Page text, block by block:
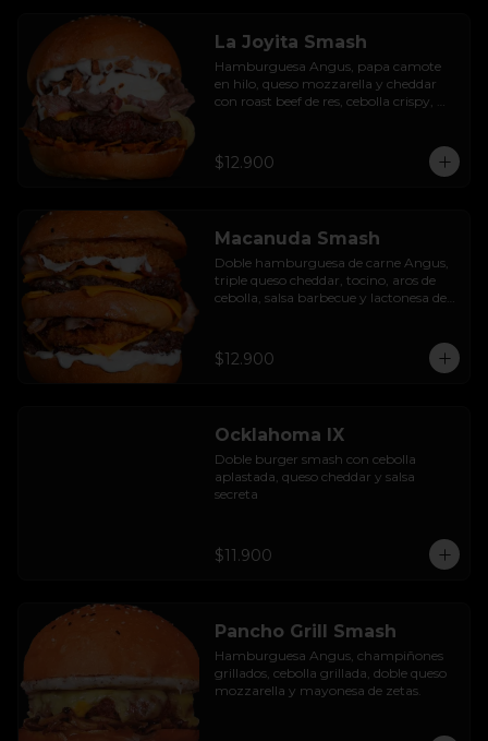
La Joyita Smash
Hamburguesa Angus, papa camote
en hilo, queso mozzarella y cheddar
con roast beef de res, cebolla crispy,
$12.900
Macanuda Smash
Doble hamburguesa de carne Angus,
triple queso cheddar, tocino, aros de
cebolla, salsa barbecue y lactonesa de
$12.900
Ocklahoma IX
Doble burger smash con cebolla
aplastada, queso cheddar y salsa
secreta
$11.900
Pancho Grill Smash
Hamburguesa Angus, champiñones
grillados, cebolla grillada, doble queso
mozzarella y mayonesa de zetas.